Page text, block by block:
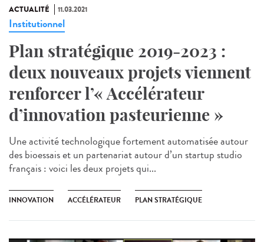
ACTUALITÉ 11.03.2021
Institutionnel
Plan stratégique 2019-2023 :
deux nouveaux projets viennent
renforcer l’« Accélérateur
d’innovation pasteurienne »
Une activité technologique fortement automatisée autour
des bioessais et un partenariat autour d’un startup studio
français : voici les deux projets qui...
INNOVATION ACCÉLÉRATEUR PLAN STRATÉGIQUE